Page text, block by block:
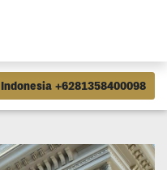
Indonesia +6281358400098